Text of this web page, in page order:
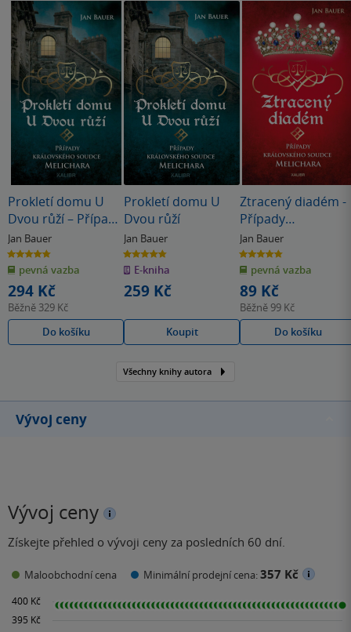
Prokletí domu U
Dvou růží – Případy
královského
soudce Melichara
Jan Bauer
4.8
z
5
hvězdiček
pevná vazba
294 Kč
Běžně 329 Kč
Do košíku
Prokletí domu U
Dvou růží
Jan Bauer
4.8
z
5
hvězdiček
E-kniha
259 Kč
Koupit
Ztracený diadém -
Případy
královského
soudce Melichara
Jan Bauer
4.8
z
5
hvězdiček
pevná vazba
89 Kč
Běžně 99 Kč
Do košíku
Všechny knihy autora
Vývoj ceny
Vývoj ceny
Získejte přehled o vývoji ceny za posledních 60 dní.
Maloobchodní cena Minimální prodejní cena:357 Kč